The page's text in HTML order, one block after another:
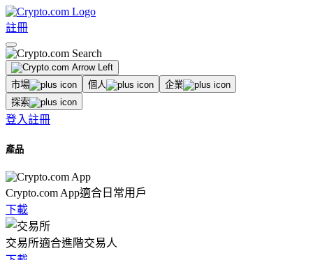
註冊
市場 個人
企業
探索
登入註冊
產品
Crypto.com App適合日常用戶
下載
交易所適合進階交易人